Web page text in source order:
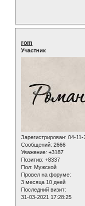
rom
Участник
Зарегистрирован: 04-11-
Сообщений: 2666
Уважение: +3187
Позитив: +8337
Пол: Мужской
Провел на форуме:
3 месяца 10 дней
Последний визит:
31-03-2021 17:28:25